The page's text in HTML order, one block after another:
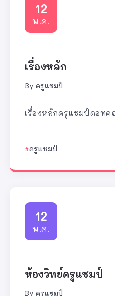
12
พ.ค.
เรื่องหลัก
By ครูแชมป์
เรื่องหลักครูแชมป์ดอทค
ครูแชมป์
12
พ.ค.
ห้องวิทย์ครูแชมป์
By ครูแชมป์